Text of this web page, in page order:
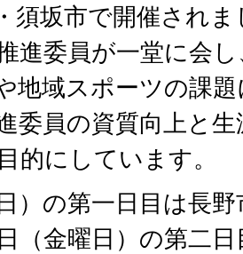
須坂市で開催され
進委員が一堂に会
地域スポーツの課
委員の資質向上と
的にしています。
）の第一日目は長
（金曜日）の第二